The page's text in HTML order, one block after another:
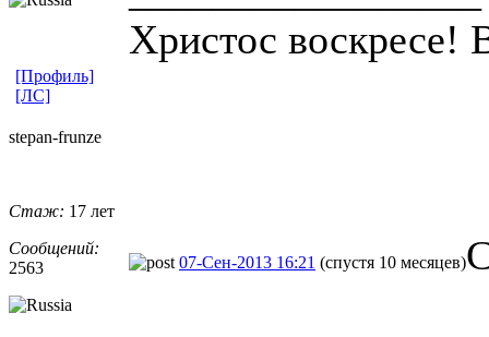
Христос воскресе!
[Профиль]
[ЛС]
stepan-frunz​e
Стаж: 17 лет
Сообщений:
2563
07-Сен-2013 16:21 (спустя 10 месяцев)